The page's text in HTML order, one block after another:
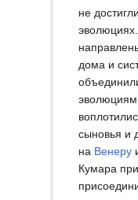
не
дома и
сыновья и
на Венеру
Кумара